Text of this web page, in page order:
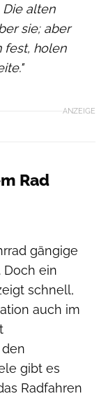
Die alten
sie; aber
fest, holen
ANZEIGE
Rad
gängige
Doch ein
schnell,
auch im
gibt es
Radfahren